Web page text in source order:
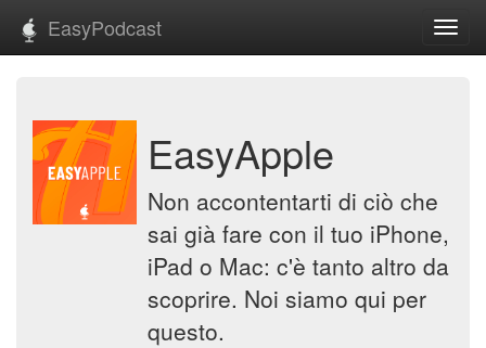
EasyPodcast
EasyApple
Non accontentarti di ciò che
sai già fare con il tuo iPhone,
iPad o Mac: c'è tanto altro da
scoprire. Noi siamo qui per
questo.